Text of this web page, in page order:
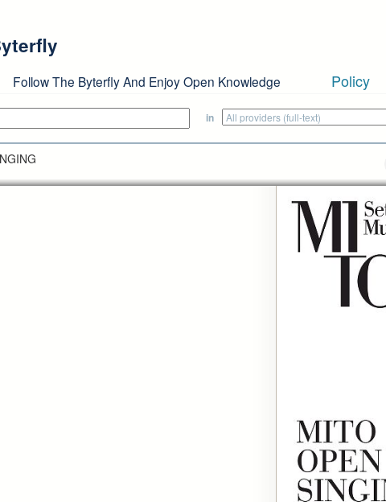
Follow The Byterfly And Enjoy Open Knowledge Policy
in